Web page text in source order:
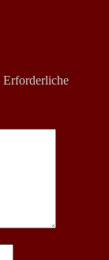
Erforderliche